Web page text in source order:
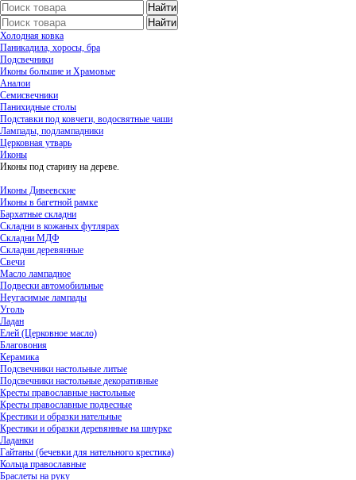
Холодная ковка
Паникадила, хоросы, бра
Подсвечники
Иконы большие и Храмовые
Аналои
Семисвечники
Панихидные столы
Подставки под ковчеги, водосвятные чаши
Лампады, подлампадники
Церковная утварь
Иконы
Иконы под старину на дереве.
Иконы Дивеевские
Иконы в багетной рамке
Бархатные складни
Складни в кожаных футлярах
Складни МДФ
Складни деревянные
Свечи
Масло лампадное
Подвески автомобильные
Неугасимые лампады
Уголь
Ладан
Елей (Церковное масло)
Благовония
Керамика
Подсвечники настольные литые
Подсвечники настольные декоративные
Кресты православные настольные
Кресты православные подвесные
Крестики и образки нательные
Крестики и образки деревянные на шнурке
Ладанки
Гайтаны (бечевки для нательного крестика)
Кольца православные
Браслеты на руку